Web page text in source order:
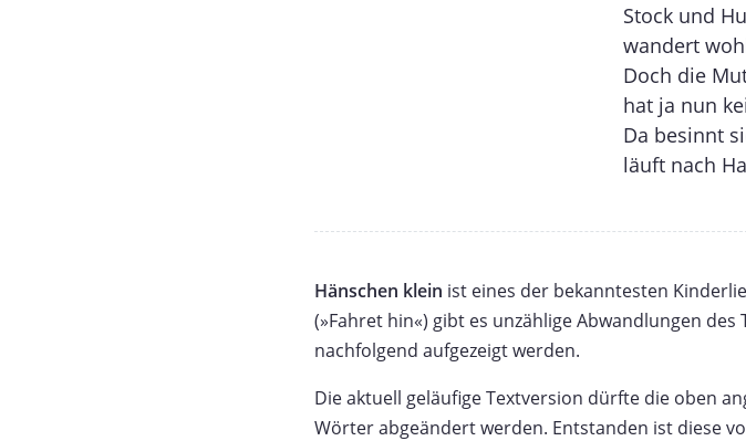
Stock und
wandert
Doch die
hat ja nun
Da besinnt
läuft nach
Hänschen klein ist eines der bekanntesten
(»Fahret hin«) gibt es unzählige Abwandlungen des
nachfolgend aufgezeigt werden.
Die aktuell geläufige Textversion dürfte die oben
Wörter abgeändert werden. Entstanden ist diese